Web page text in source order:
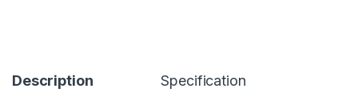
Description Specification